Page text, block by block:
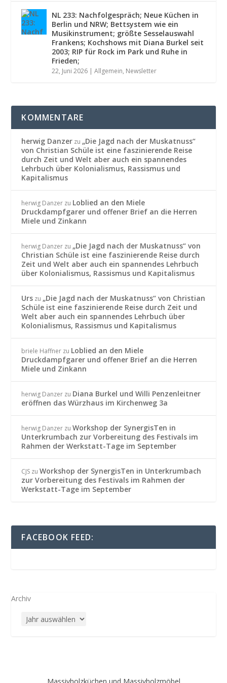
NL 233: Nachfolgespräch; Neue Küchen in
Berlin und NRW; Bettsystem wie ein
Musikinstrument; größte Sesselauswahl
Frankens; Kochshows mit Diana Burkel seit
2003; RIP für Rock im Park und Ruhe in
Frieden;
22, Juni 2026 |Allgemein, Newsletter
KOMMENTARE
herwig Danzer zu„Die Jagd nach der Muskatnuss“
von Christian Schüle ist eine faszinierende Reise
durch Zeit und Welt aber auch ein spannendes
Lehrbuch über Kolonialismus, Rassismus und
Kapitalismus
herwig Danzer zu Loblied an den Miele
Druckdampfgarer und offener Brief an die Herren
Miele und Zinkann
herwig Danzer zu„Die Jagd nach der Muskatnuss“ von
Christian Schüle ist eine faszinierende Reise durch
Zeit und Welt aber auch ein spannendes Lehrbuch
über Kolonialismus, Rassismus und Kapitalismus
Urs zu„Die Jagd nach der Muskatnuss“ von Christian
Schüle ist eine faszinierende Reise durch Zeit und
Welt aber auch ein spannendes Lehrbuch über
Kolonialismus, Rassismus und Kapitalismus
briele Haffner zu Loblied an den Miele
Druckdampfgarer und offener Brief an die Herren
Miele und Zinkann
herwig Danzer zu Diana Burkel und Willi Penzenleitner
eröffnen das Würzhaus im Kirchenweg 3a
herwig Danzer zuWorkshop der SynergisTen in
Unterkrumbach zur Vorbereitung des Festivals im
Rahmen der Werkstatt-Tage im September
CJS zuWorkshop der SynergisTen in Unterkrumbach
zur Vorbereitung des Festivals im Rahmen der
Werkstatt-Tage im September
FACEBOOK FEED:
Archiv
Massivholzküchen und Massivholzmöbel